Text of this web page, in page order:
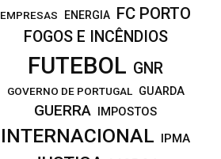
EMPRESAS
ENERGIA FC PORTO
FOGOS E INCÊNDIOS
FUTEBOL GNR
GOVERNO DE PORTUGAL GUARDA
GUERRA IMPOSTOS
INTERNACIONAL IPMA